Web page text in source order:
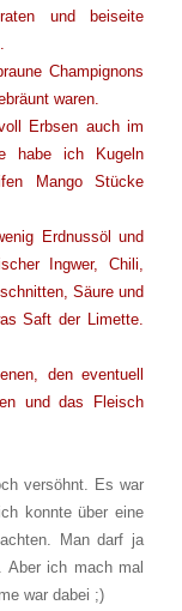
und beiseite
Champignons
waren.
Erbsen auch im
habe ich Kugeln
Mango Stücke
Erdnussöl und
Ingwer, Chili,
Säure und
Saft der Limette.
den eventuell
und das Fleisch
versöhnt. Es war
konnte über eine
Man darf ja
Aber ich mach mal
war dabei ;)